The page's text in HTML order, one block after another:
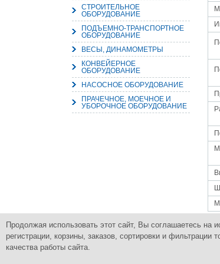
СТРОИТЕЛЬНОЕ
ОБОРУДОВАНИЕ
ПОДЪЕМНО-ТРАНСПОРТНОЕ
ОБОРУДОВАНИЕ
ВЕСЫ, ДИНАМОМЕТРЫ
КОНВЕЙЕРНОЕ
ОБОРУДОВАНИЕ
НАСОСНОЕ ОБОРУДОВАНИЕ
ПРАЧЕЧНОЕ, МОЕЧНОЕ И
УБОРОЧНОЕ ОБОРУДОВАНИЕ
Группа Компаний
ПромСнабКомплект
Комплексное
Продолжая использовать этот сайт, Вы соглашаетесь на
регистрации, корзины, заказов, сортировки и
качества работы сайта.